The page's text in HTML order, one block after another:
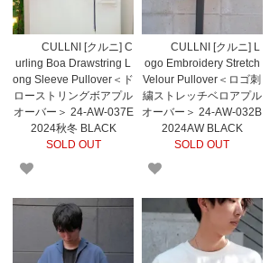
CULLNI [クルニ] C
urling Boa Drawstring L
ong Sleeve Pullover＜ド
ローストリングボアプル
オーバー＞ 24-AW-037E
2024秋冬 BLACK
SOLD OUT
CULLNI [クルニ] L
ogo Embroidery Stretch
Velour Pullover＜ロゴ刺
繍ストレッチベロアプル
オーバー＞ 24-AW-032B
2024AW BLACK
SOLD OUT